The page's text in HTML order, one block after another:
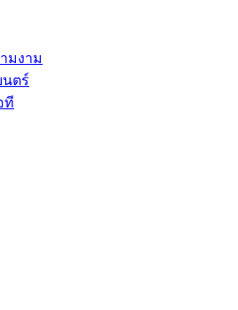
มงาม
นตร์
ที